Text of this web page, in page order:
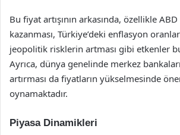
Bu fiyat artışının arkasında, özellikle ABD
kazanması, Türkiye’deki enflasyon
jeopolitik risklerin artması gibi etkenler
Ayrıca, dünya genelinde merkez
artırması da fiyatların yükselmesinde
oynamaktadır.
Piyasa Dinamikleri